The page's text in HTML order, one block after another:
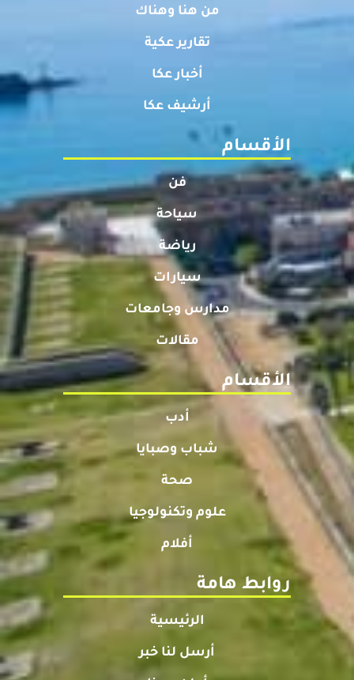
من هنا وهناك
تقارير عكية
أخبار عكا
أرشيف عكا
الأقسام
فن
سياحة
رياضة
سيارات
مدارس وجامعات
مقالات
الأقسام
أدب
شباب وصبايا
صحة
علوم وتكنولوجيا
أفلام
روابط هامة
الرئيسية
أرسل لنا خبر